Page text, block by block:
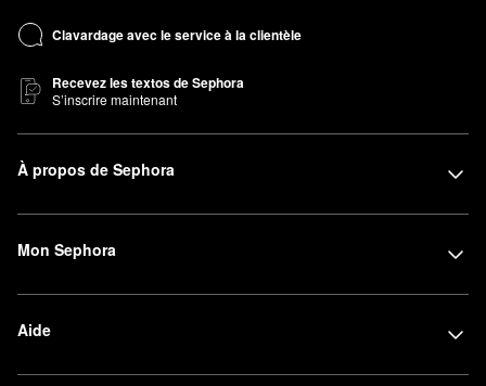
Clavardage avec le service à la clientèle
Recevez les textos de Sephora
S’inscrire maintenant
À propos de Sephora
Mon Sephora
Aide